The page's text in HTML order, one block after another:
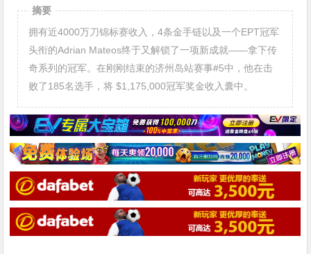
摘要
拥有近4000万刀锦标赛收入，4条金手链以及一个EPT冠军
头衔的Adrian Mateos终于又解锁了一项新成就——拿下传
奇系列的冠军。在刚刚结束的济州岛站赛事#5中，他在击
败了185名选手，将 $1,175,000冠军奖金收入囊中。